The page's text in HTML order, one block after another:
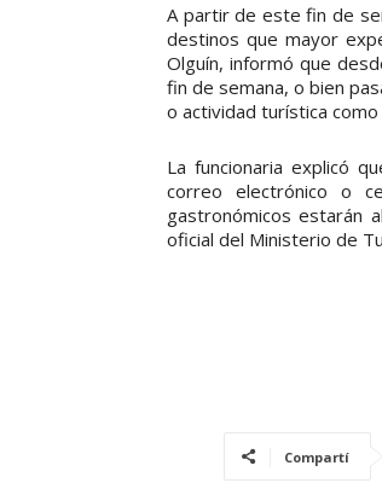
A partir de este fin de
destinos que mayor
Olguín, informó que
fin de semana, o bien
o actividad turística
La funcionaria explicó
correo electrónico o
gastronómicos estarán
oficial del Ministerio de
Compartí